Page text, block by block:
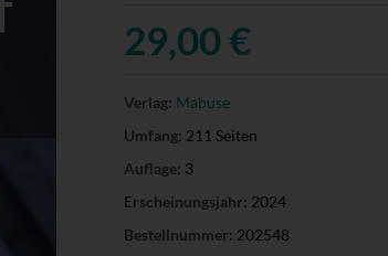
29,00 €
Verlag: Mabuse
Umfang: 211 Seiten
Auflage: 3
Erscheinungsjahr: 2024
Bestellnummer: 202548